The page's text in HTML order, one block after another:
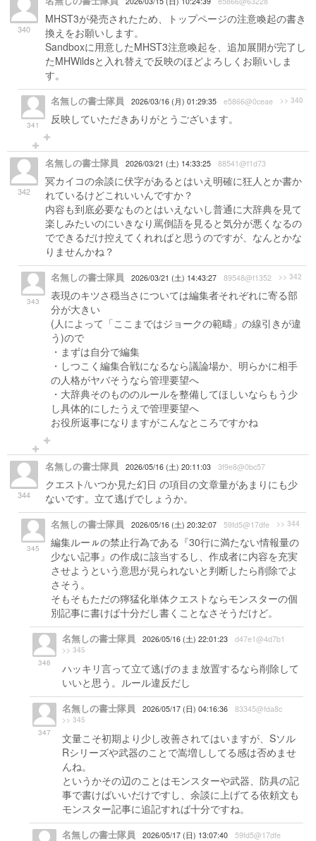
340
MHST3が発売されたため、トップページの注意喚起の書き
換えをお願いします。
Sandboxに用意したMHST3注意喚起を、追加展開が完了し
たMHWildsと入れ替えで反映のほどよろしくお願いしま
す。
341
名無しの書士隊員 2026/03/16 (月) 01:29:35 e5866@0ceae >> 340
反映していただきありがとうございます。
342
名無しの書士隊員 2026/03/21 (土) 14:33:25 88541@f1d73
冥カイコの余談に伏字があるとはいえ明確に狂人とか書か
れているけどこれいいんですか？
内容も到底必要なものとはいえないし普通に大辞典を見て
楽しみたいのにいきなり罵倒語を見ると気分が悪くなるの
でできるだけ控えてくれればと思うのですが、なんとかな
りませんかね？
343
名無しの書士隊員 2026/03/21 (土) 14:43:27 89548@f1352 >> 342
表現のキツさ穏当さについては編集者それぞれに寄る部
分が大きい
(人によって「ここまではジョークの範疇」の線引きが違
う)ので
・まずは自分で編集
・しつこく編集合戦になるなら議論場か、明らかに相手
の人格がヤバそうなら管理要望へ
・大辞典そのもののルールを整備してほしいならもう少
し具体的にしたうえで管理要望へ
お役所返事になりますがこんなところですかね
344
名無しの書士隊員 2026/05/16 (土) 20:11:03 3f9e8@0bc57
クエスト/いつか見た幻日 の項目の文章量があまりにも少
ないです。立て逃げでしょうか。
345
名無しの書士隊員 2026/05/16 (土) 20:32:07 59fd5@17dfe >> 344
編集ルーㇽの禁止行為である『30行に満たない情報量の
少ない記事』の作成に該当するし、作成者に内容を充実
させようという意思が見られないと判断したら削除でよ
さそう。
そもそもただの獰猛化単体クエストならモンスターの個
別記事に書けば十分だし書くことなさそうだけど。
346
名無しの書士隊員 2026/05/16 (土) 22:01:23 d47e1@4d7b1
>> 345
ハッキリ言って立て逃げのまま放置するなら削除して
いいと思う。ルール違反だし
347
名無しの書士隊員 2026/05/17 (日) 04:16:36 83345@fda8c
>> 345
文量こそ初期より少し改善されてはいますが、Sソル
Rシリーズや武器のことで嵩増ししてる感は否めませ
んね。
というかその辺のことはモンスターや武器、防具の記
事で書けばいいだけですし、余談に上げてる依頼文も
モンスター記事に追記すれば十分ですね。
名無しの書士隊員 2026/05/17 (日) 13:07:40 59fd5@17dfe